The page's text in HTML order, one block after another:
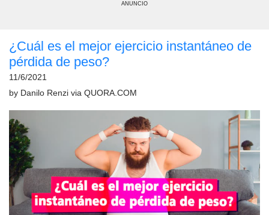
ANUNCIO
¿Cuál es el mejor ejercicio instantáneo de
pérdida de peso?
11/6/2021
by Danilo Renzi via QUORA.COM